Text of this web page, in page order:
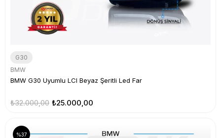
G30
BMW
BMW G30 Uyumlu LCI Beyaz Şeritli Led Far
₺25.000,00
₺32.000,00
%37